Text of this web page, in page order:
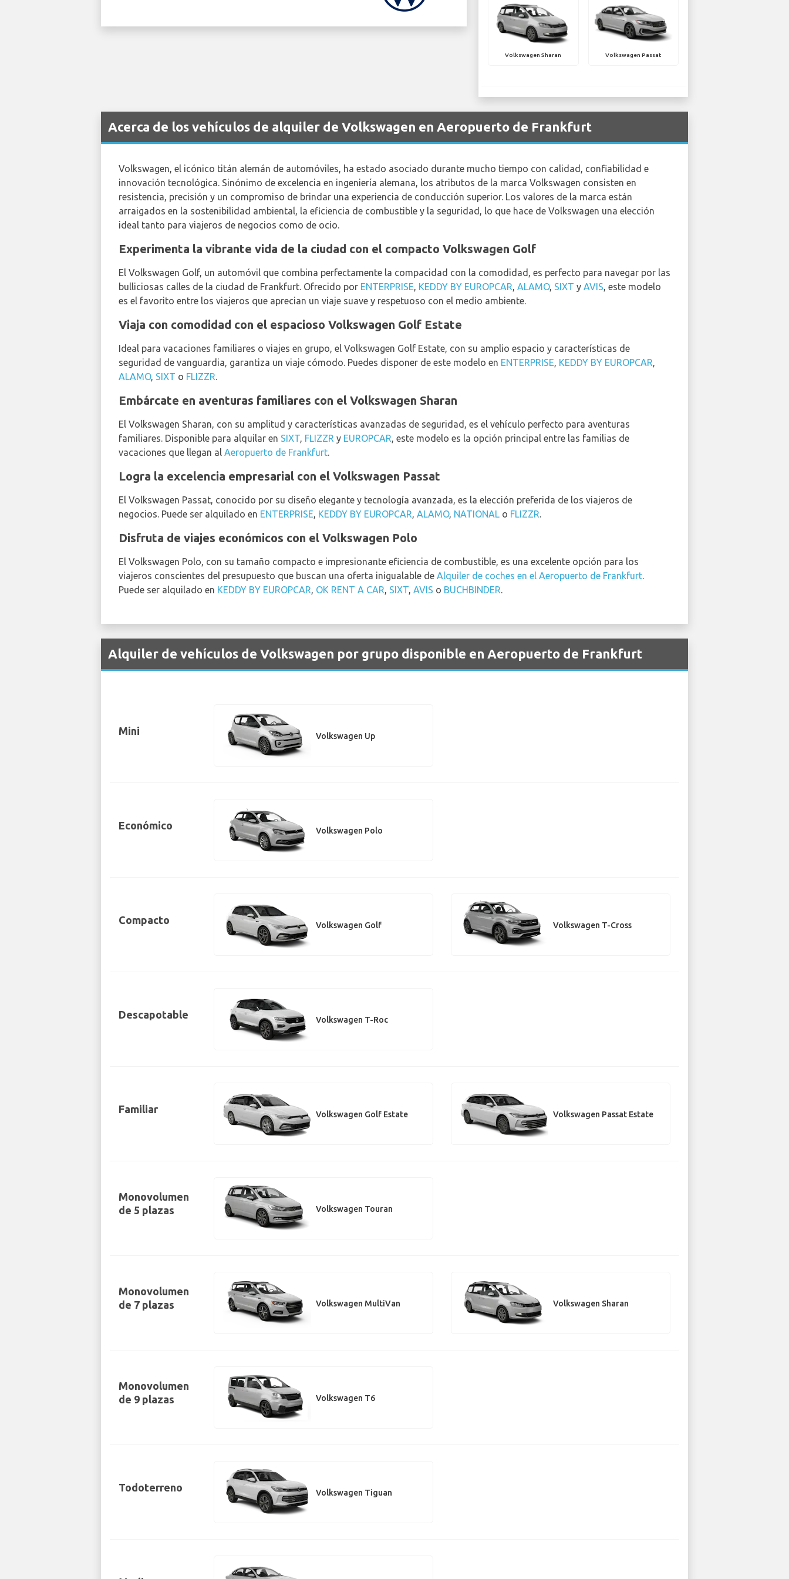
Volkswagen Sharan Volkswagen Passat
Acerca de los vehículos de alquiler de Volkswagen en Aeropuerto de Frankfurt
Volkswagen, el icónico titán alemán de automóviles, ha estado asociado durante mucho tiempo con calidad, confiabilidad e
innovación tecnológica. Sinónimo de excelencia en ingeniería alemana, los atributos de la marca Volkswagen consisten en
resistencia, precisión y un compromiso de brindar una experiencia de conducción superior. Los valores de la marca están
arraigados en la sostenibilidad ambiental, la eficiencia de combustible y la seguridad, lo que hace de Volkswagen una elección
ideal tanto para viajeros de negocios como de ocio.
Experimenta la vibrante vida de la ciudad con el compacto Volkswagen Golf
El Volkswagen Golf, un automóvil que combina perfectamente la compacidad con la comodidad, es perfecto para navegar por las
bulliciosas calles de la ciudad de Frankfurt. Ofrecido por ENTERPRISE, KEDDY BY EUROPCAR, ALAMO, SIXT y AVIS, este modelo
es el favorito entre los viajeros que aprecian un viaje suave y respetuoso con el medio ambiente.
Viaja con comodidad con el espacioso Volkswagen Golf Estate
Ideal para vacaciones familiares o viajes en grupo, el Volkswagen Golf Estate, con su amplio espacio y características de
seguridad de vanguardia, garantiza un viaje cómodo. Puedes disponer de este modelo en ENTERPRISE, KEDDY BY EUROPCAR,
ALAMO, SIXT o FLIZZR.
Embárcate en aventuras familiares con el Volkswagen Sharan
El Volkswagen Sharan, con su amplitud y características avanzadas de seguridad, es el vehículo perfecto para aventuras
familiares. Disponible para alquilar en SIXT, FLIZZR y EUROPCAR, este modelo es la opción principal entre las familias de
vacaciones que llegan al Aeropuerto de Frankfurt.
Logra la excelencia empresarial con el Volkswagen Passat
El Volkswagen Passat, conocido por su diseño elegante y tecnología avanzada, es la elección preferida de los viajeros de
negocios. Puede ser alquilado en ENTERPRISE, KEDDY BY EUROPCAR, ALAMO, NATIONAL o FLIZZR.
Disfruta de viajes económicos con el Volkswagen Polo
El Volkswagen Polo, con su tamaño compacto e impresionante eficiencia de combustible, es una excelente opción para los
viajeros conscientes del presupuesto que buscan una oferta inigualable de Alquiler de coches en el Aeropuerto de Frankfurt.
Puede ser alquilado en KEDDY BY EUROPCAR, OK RENT A CAR, SIXT, AVIS o BUCHBINDER.
Alquiler de vehículos de Volkswagen por grupo disponible en Aeropuerto de Frankfurt
Mini Volkswagen Up
Económico Volkswagen Polo
Compacto Volkswagen Golf Volkswagen T-Cross
Descapotable Volkswagen T-Roc
Familiar Volkswagen Golf Estate Volkswagen Passat Estate
Monovolumen
de 5 plazas
Volkswagen Touran
Monovolumen
de 7 plazas
Volkswagen MultiVan Volkswagen Sharan
Monovolumen
de 9 plazas
Volkswagen T6
Todoterreno Volkswagen Tiguan